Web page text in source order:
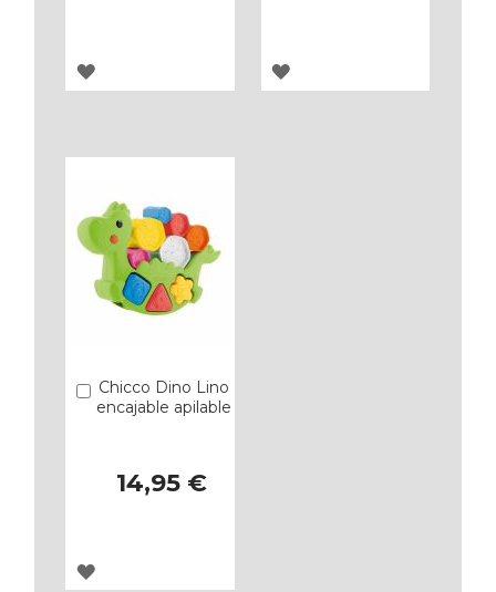
AGREGAR
AGREGAR
Chicco Dino Lino
encajable apilable
14,95 €
Añadir
AGREGAR